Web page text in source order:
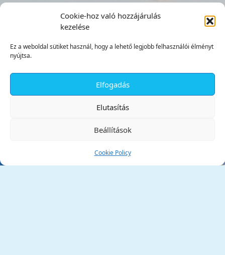
Cookie-hoz való hozzájárulás
kezelése
Ez a weboldal sütiket használ, hogy a lehető legjobb felhasználói élményt
nyújtsa.
Elfogadás
Elutasítás
Beállítások
Cookie Policy
Tata Város Önkormányzata
✕